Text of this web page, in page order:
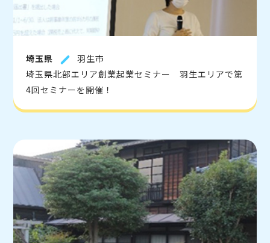
埼玉県
羽生市
埼玉県北部エリア創業起業セミナー 羽生エリアで第
4回セミナーを開催！